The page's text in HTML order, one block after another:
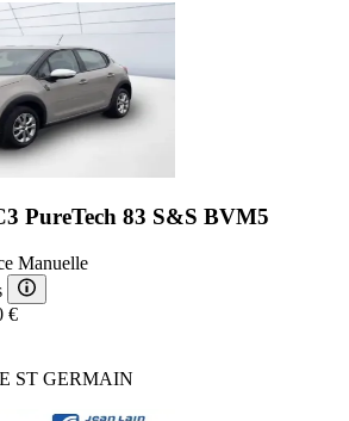
PureTech 83 S&S BVM5
Manuelle
€
ST GERMAIN